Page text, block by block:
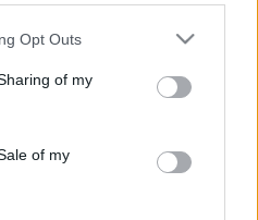
uses one or more Google
behaviour. You may click to
and its third-party tags to
purposes in below Google
Opt Outs
of my
of my